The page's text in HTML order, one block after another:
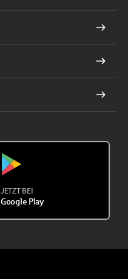
JETZT BEI
Google Play